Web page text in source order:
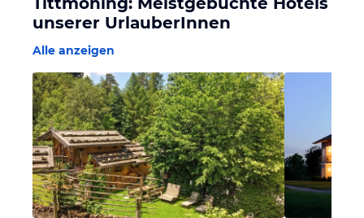
unserer UrlauberInnen
Alle anzeigen